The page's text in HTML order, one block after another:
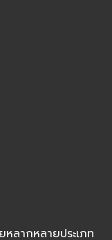
หลากหลายประเภท